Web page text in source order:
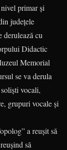
primar și
judeţele
derulează cu
Didactic
Memorial
se va derula
vocali,
grupuri vocale și
a reuşit să
să